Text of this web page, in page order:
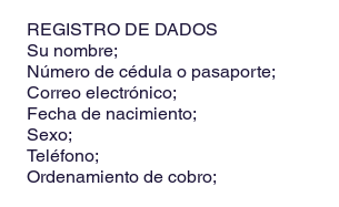
REGISTRO DE DADOS
Su nombre;
Número de cédula o pasaporte;
Correo electrónico;
Fecha de nacimiento;
Sexo;
Teléfono;
Ordenamiento de cobro;